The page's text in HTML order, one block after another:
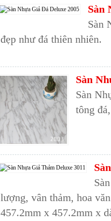
Sàn
Sàn
đẹp như đá thiên nhiên.
Sàn
Sàn
tông
lượng, vân thảm, hoa
457.2mm x 457.2mm x